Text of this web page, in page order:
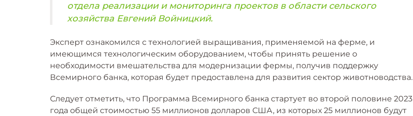
отдела реализации и мониторинга проектов в области сельского
хозяйства Евгений Войницкий.
Эксперт ознакомился с технологией выращивания, применяемой на ферме, и
имеющимся технологическим оборудованием, чтобы принять решение о
необходимости вмешательства для модернизации фермы, получив поддержку
Всемирного банка, которая будет предоставлена ​​для развития сектор животноводства.
Следует отметить, что Программа Всемирного банка стартует во второй половине 2023
года общей стоимостью 55 миллионов долларов США, из которых 25 миллионов будут